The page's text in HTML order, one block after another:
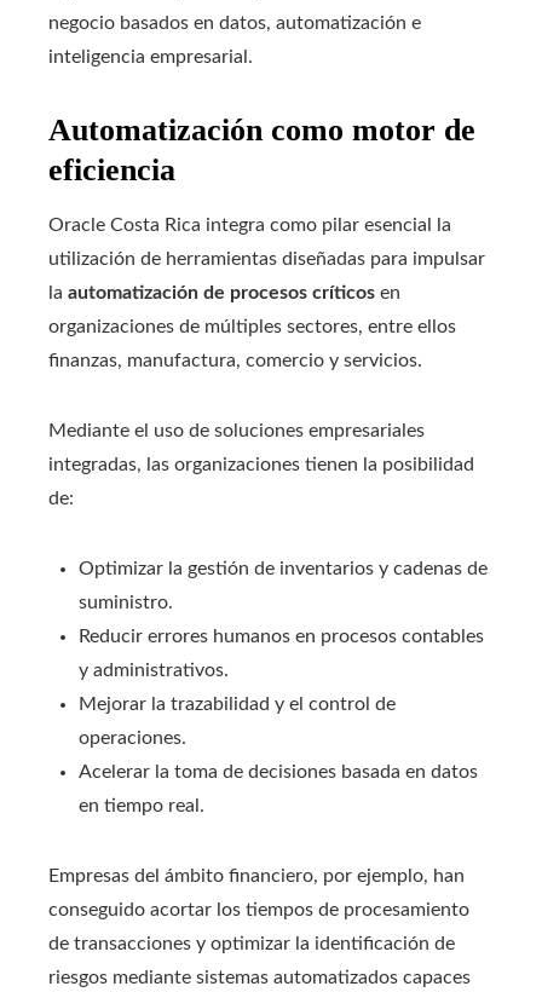
negocio basados en datos, automatización e
inteligencia empresarial.
Automatización como motor de
eficiencia
Oracle Costa Rica integra como pilar esencial la
utilización de herramientas diseñadas para impulsar
la automatización de procesos críticos en
organizaciones de múltiples sectores, entre ellos
finanzas, manufactura, comercio y servicios.
Mediante el uso de soluciones empresariales
integradas, las organizaciones tienen la posibilidad
de:
Optimizar la gestión de inventarios y cadenas de
suministro.
Reducir errores humanos en procesos contables
y administrativos.
Mejorar la trazabilidad y el control de
operaciones.
Acelerar la toma de decisiones basada en datos
en tiempo real.
Empresas del ámbito financiero, por ejemplo, han
conseguido acortar los tiempos de procesamiento
de transacciones y optimizar la identificación de
riesgos mediante sistemas automatizados capaces